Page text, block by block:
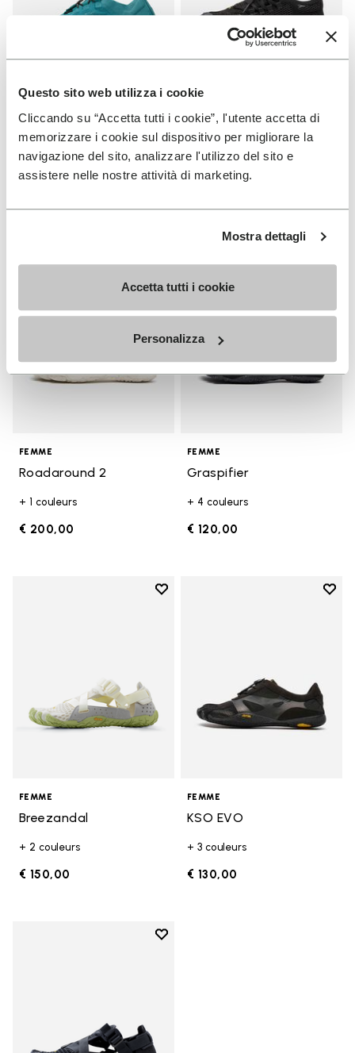
Questo sito web utilizza i cookie
Cliccando su “Accetta tutti i cookie”, l'utente accetta di
memorizzare i cookie sul dispositivo per migliorare la
navigazione del sito, analizzare l'utilizzo del sito e
assistere nelle nostre attività di marketing.
Mostra dettagli
Accetta tutti i cookie
Personalizza
Groundsplay LS
+ 2 couleurs
€ 150,00
Roadaround 2
+ 1 couleurs
€ 200,00
Add to wishlist
FEMME
Roadaround 2
+ 1 couleurs
€ 200,00
Add
FEMME
Graspifier
+ 4 couleurs
€ 120,00
Add to wishlist
FEMME
Breezandal
+ 2 couleurs
€ 150,00
Add
FEMME
KSO EVO
+ 3 couleurs
€ 130,00
Add to wishlist